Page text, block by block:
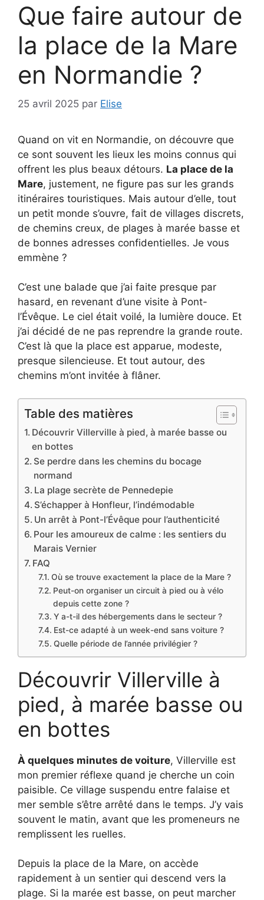
Que faire autour de
la place de la Mare
en Normandie ?
25 avril 2025 par Elise
Quand on vit en Normandie, on découvre que
ce sont souvent les lieux les moins connus qui
offrent les plus beaux détours. La place de la
Mare, justement, ne figure pas sur les grands
itinéraires touristiques. Mais autour d’elle, tout
un petit monde s’ouvre, fait de villages discrets,
de chemins creux, de plages à marée basse et
de bonnes adresses confidentielles. Je vous
emmène ?
C’est une balade que j’ai faite presque par
hasard, en revenant d’une visite à Pont-
l’Évêque. Le ciel était voilé, la lumière douce. Et
j’ai décidé de ne pas reprendre la grande route.
C’est là que la place est apparue, modeste,
presque silencieuse. Et tout autour, des
chemins m’ont invitée à flâner.
Table des matières
Découvrir Villerville à pied, à marée basse ou
en bottes
Se perdre dans les chemins du bocage
normand
La plage secrète de Pennedepie
S’échapper à Honfleur, l’indémodable
Un arrêt à Pont-l’Évêque pour l’authenticité
Pour les amoureux de calme : les sentiers du
Marais Vernier
FAQ
Où se trouve exactement la place de la Mare ?
Peut-on organiser un circuit à pied ou à vélo
depuis cette zone ?
Y a-t-il des hébergements dans le secteur ?
Est-ce adapté à un week-end sans voiture ?
Quelle période de l’année privilégier ?
Découvrir Villerville à
pied, à marée basse ou
en bottes
À quelques minutes de voiture, Villerville est
mon premier réflexe quand je cherche un coin
paisible. Ce village suspendu entre falaise et
mer semble s’être arrêté dans le temps. J’y vais
souvent le matin, avant que les promeneurs ne
remplissent les ruelles.
Depuis la place de la Mare, on accède
rapidement à un sentier qui descend vers la
plage. Si la marée est basse, on peut marcher